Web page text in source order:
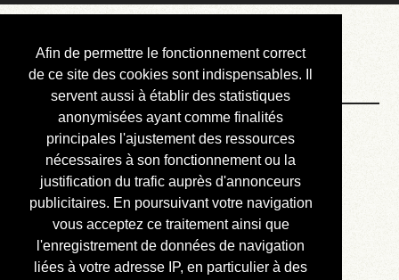
Afin de permettre le fonctionnement correct
de ce site des cookies sont indispensables. Il
servent aussi à établir des statistiques
anonymisées ayant comme finalités
principales l'ajustement des ressources
nécessaires à son fonctionnement ou la
justification du trafic auprès d'annonceurs
publicitaires. En poursuivant votre navigation
vous acceptez ce traitement ainsi que
l'enregistrement de données de navigation
liées à votre adresse IP, en particulier à des
Courbis, « LE »
Blog Officiel
Bienvenue
Réalisations
Divers (et d’été)
Annonces
Liens externes